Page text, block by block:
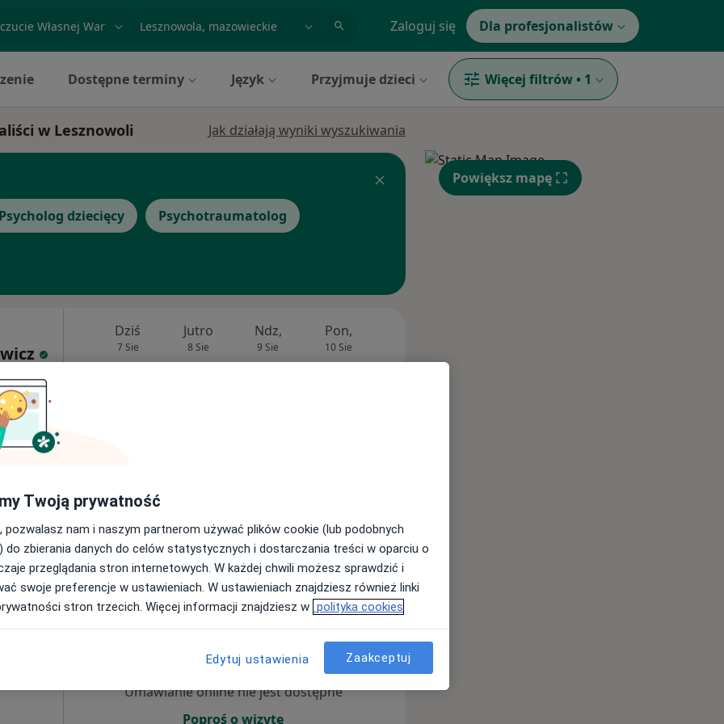
Zaloguj się Dla profesjonalistów
Dostępne terminy Język Przyjmuje dzieci Więcej filtrów • 1
w Lesznowoli Jak działają wyniki wyszukiwania
Psycholog dziecięcy Psychotraumatolog
220 zł
Dziś
7 Sie
Jutro
8 Sie
Ndz,
9 Sie
Pon,
10 Sie
Ndz, Pon, Wt,
Umawianie online nie jest dostępne
Poproś o wizytę
Powiększ mapę
Twoją prywatność
pozwalasz nam i naszym partnerom używać plików cookie (lub podobnych
do zbierania danych do celów statystycznych i dostarczania treści w oparciu o
przeglądania stron internetowych. W każdej chwili możesz sprawdzić i
swoje preferencje w ustawieniach. W ustawieniach znajdziesz również linki
stron trzecich. Więcej informacji znajdziesz w polityka cookies
Edytuj ustawienia Zaakceptuj